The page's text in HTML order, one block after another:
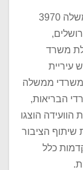
כינוס הועדה המתמדת ליישום החלטת הממשלה 3970
משרד
עיריית
משרדי ממשלה
הבריאות,
הוצגו
שיתוף הציבור
כלל